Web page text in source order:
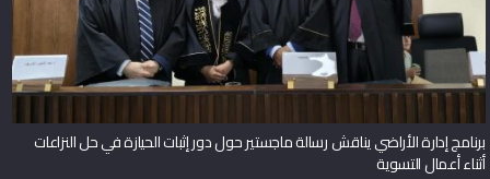
برنامج إدارة الأراضي يناقش رسالة ماجستير حول دور إثبات الحيازة في حل النزاعات
أثناء أعمال التسوية